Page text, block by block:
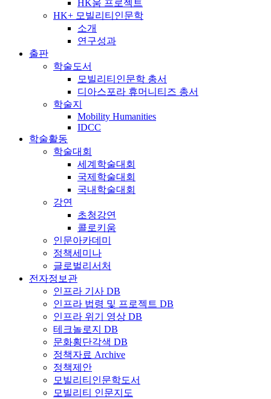
HK움 프로젝트
HK+ 모빌리티인문학
소개
연구성과
출판
학술도서
모빌리티인문학 총서
디아스포라 휴머니티즈 총서
학술지
Mobility Humanities
IDCC
학술활동
학술대회
세계학술대회
국제학술대회
국내학술대회
강연
초청강연
콜로키움
인문아카데미
정책세미나
글로벌리서처
전자정보관
인프라 기사 DB
인프라 법령 및 프로젝트 DB
인프라 위기 영상 DB
테크놀로지 DB
문화횡단각색 DB
정책자료 Archive
정책제안
모빌리티인문학도서
모빌리티 인문지도